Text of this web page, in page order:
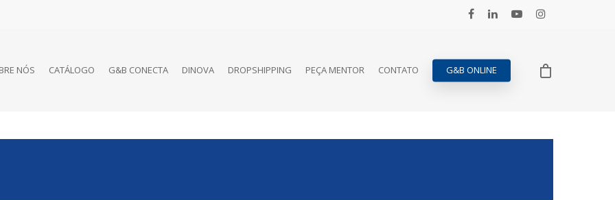
NÓS CATÁLOGO G&B CONECTA DINOVA DROPSHIPPING PEÇA MENTOR CONTATO G&B ONLINE